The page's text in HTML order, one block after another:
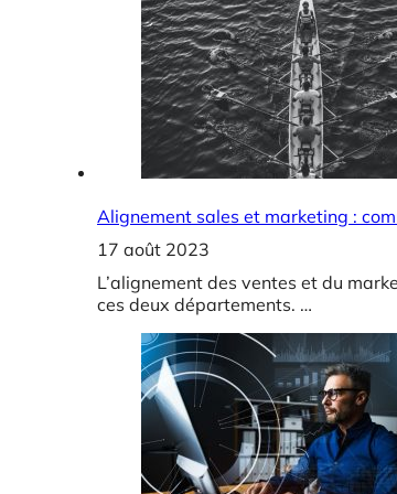
Alignement sales et marketing :
17 août 2023
L’alignement des ventes et du
ces deux départements. …